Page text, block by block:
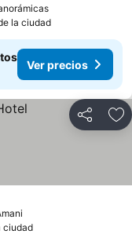
Ver precios
la ciudad
Ver precios
Compartir
ciudad